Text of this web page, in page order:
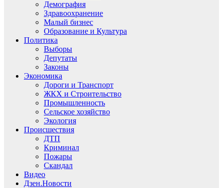
Демография
Здравоохранение
Малый бизнес
Образование и Культура
Политика
Выборы
Депутаты
Законы
Экономика
Дороги и Транспорт
ЖКХ и Строительство
Промышленность
Сельское хозяйство
Экология
Происшествия
ДТП
Криминал
Пожары
Скандал
Видео
Дзен.Новости